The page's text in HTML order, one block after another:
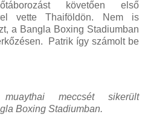
követően első
vette Thaiföldön. Nem is
a Bangla Boxing Stadiumban
Patrik így számolt be
meccsét sikerült
Boxing Stadiumban.